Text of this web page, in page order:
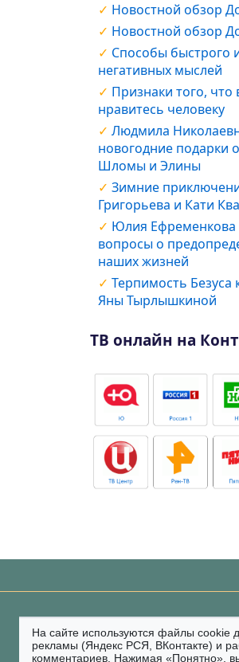
Новостной обзор
Новостной обзор
Способы быстрого
негативных мыслей
Признаки того, что
нравитесь человеку
Людмила
новогодние подарки
Шломы и Элины
Зимние
Григорьева и Кати
Юлия Ефременкова
вопросы о
наших жизней
Терпимость Безуса
Яны Тырлышкиной
ТВ онлайн на
На сайте используются файлы cookie
рекламы (Яндекс РСЯ, ВКонтакте) и
комментариев. Нажимая «Понятно»,